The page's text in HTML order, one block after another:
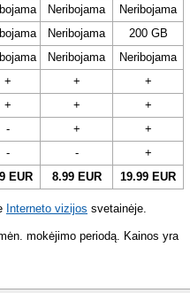
Neribojama
Neribojama
Neribojama
200 GB
Neribojama
Neribojama
+ +
+
+ +
+
- +
+
- -
+
EUR 8.99 EUR 19.99 EUR
Interneto vizijos svetainėje.
mokėjimo periodą. Kainos yra